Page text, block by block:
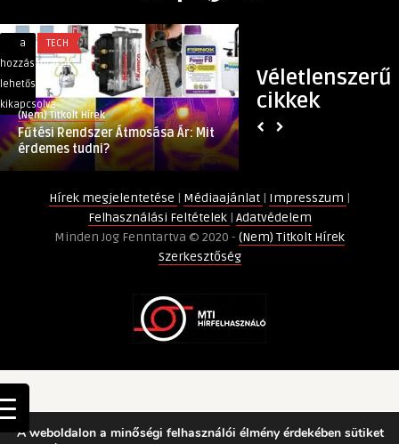
Véletlenszerű
cikkek
Fűtési
Rendszer
Átmosása
Ár:
Mit
érdemes
a
hozzászólások
lehetősége
kikapcsolva
TECH
(Nem) Titkolt Hírek
Fűtési Rendszer Átmosása Ár: Mit
érdemes tudni?
ékszer
ajándékötletek
lehetősége
kikapcsolva
Hírek megjelentetése | Médiaajánlat | Impresszum |
Felhasználási Feltételek | Adatvédelem
Minden Jog Fenntartva © 2020 - (Nem) Titkolt Hírek
Szerkesztőség
A weboldalon a minőségi felhasználói élmény érdekében sütiket